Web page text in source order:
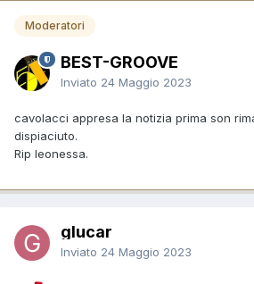
Moderatori
BEST-GROOVE
Inviato 24 Maggio 2023
cavolacci appresa la notizia prima son
dispiaciuto.
Rip leonessa.
glucar
Inviato 24 Maggio 2023